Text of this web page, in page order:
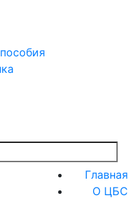
Главная
О ЦБС